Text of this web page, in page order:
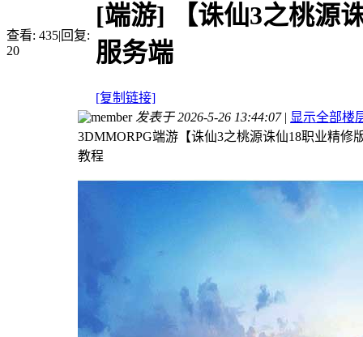
查看: 435|回复:
20
[端游]
【诛仙3之桃源
服务端
[复制链接]
发表于 2026-5-26 13:44:07 | 显示全部楼
3DMMORPG端游【诛仙3之桃源诛仙18职业精
教程